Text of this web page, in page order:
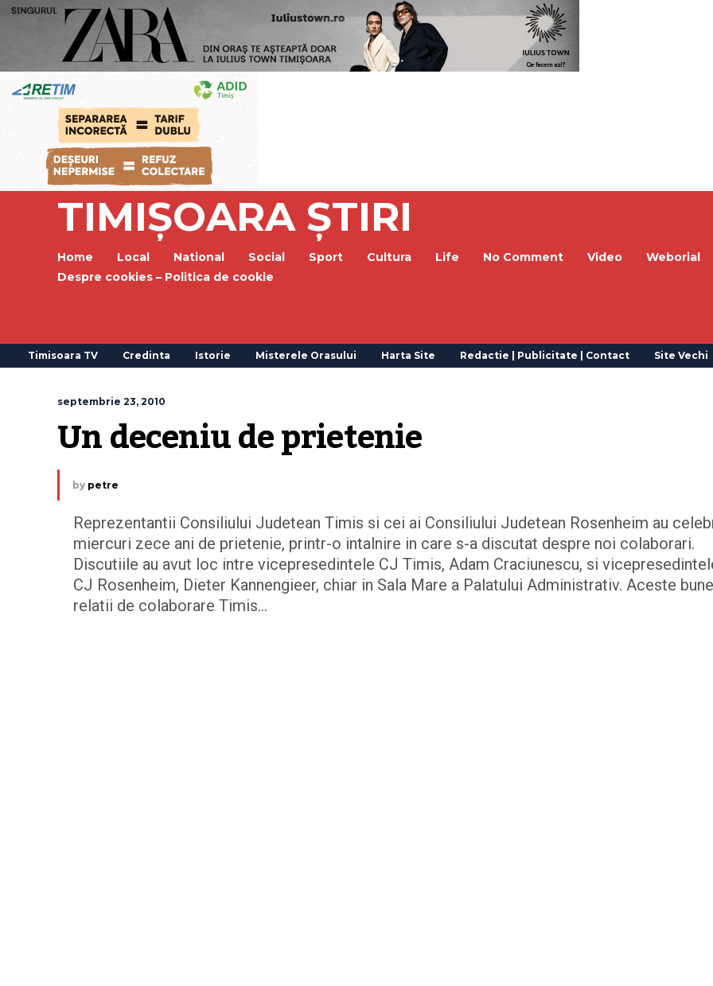
TIMIȘOARA ȘTIRI
Home Local National Social Sport Cultura Life No Comment Video Weborial
Despre cookies – Politica de cookie
Timisoara TV Credinta Istorie Misterele Orasului Harta Site Redactie | Publicitate | Contact Site Vechi
septembrie 23, 2010
Un deceniu de prietenie
by petre
Reprezentantii Consiliului Judetean Timis si cei ai Consiliului Judetean Rosenheim au
miercuri zece ani de prietenie, printr-o intalnire in care s-a discutat despre noi colaborari.
Discutiile au avut loc intre vicepresedintele CJ Timis, Adam Craciunescu, si
CJ Rosenheim, Dieter Kannengieer, chiar in Sala Mare a Palatului Administrativ. Aceste bune
relatii de colaborare Timis…